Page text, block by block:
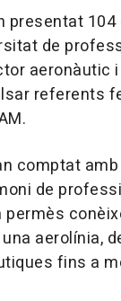
presentat
de
aeronàutic i
referents
comptat
de
permès
aerolínia,
fins a